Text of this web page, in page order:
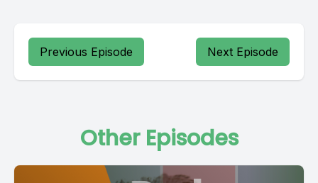
Previous Episode Next Episode
Other Episodes